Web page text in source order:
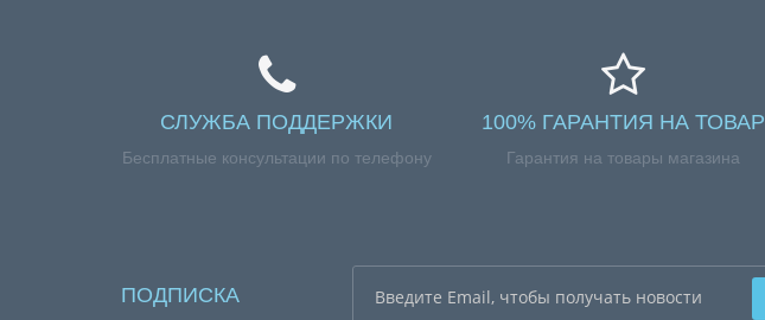
СЛУЖБА ПОДДЕРЖКИ
Бесплатные консультации по телефону
100% ГАРАНТИЯ НА ТОВАР
Гарантия на товары магазина
ПОДПИСКА